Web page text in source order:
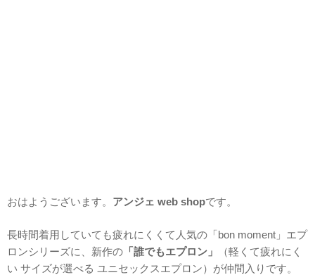
おはようございます。 アンジェ web shopです。
長時間着用していても疲れにくくて人気の「bon moment」エプ
ロンシリーズに、新作の 「誰でもエプロン」
（軽くて疲れにく
い サイズが選べる ユニセックスエプロン）が仲間入りです。